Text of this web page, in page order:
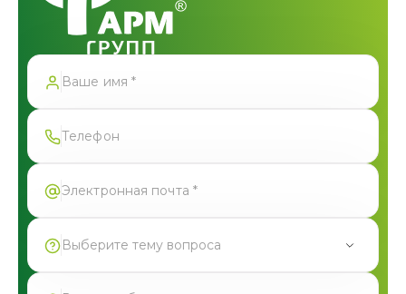
Выберите тему вопроса
Форма успешно отправлена